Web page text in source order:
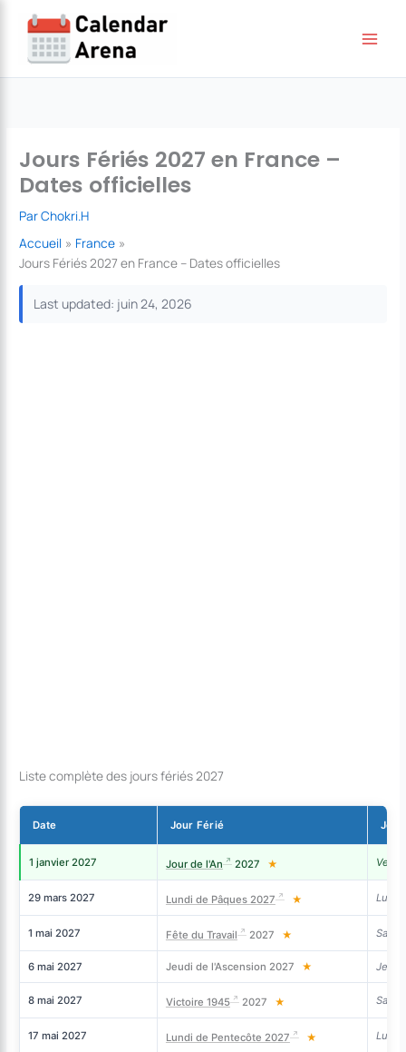
contenu
Jours Fériés 2027 en France –
Dates officielles
ParChokri.H
Accueil
France
Jours Fériés 2027 en France – Dates officielles
Last updated: juin 24, 2026
Liste complète des jours fériés 2027
Date Jour Férié Jour
1 janvier 2027 Jour de l'An 2027 ★
29 mars 2027 Lundi de Pâques 2027 ★ Lundi
1 mai 2027 Fête du Travail 2027 ★
6 mai 2027 Jeudi de l'Ascension 2027 ★ Jeudi
8 mai 2027 Victoire 1945 2027 ★
17 mai 2027 Lundi de Pentecôte 2027 ★ Lundi